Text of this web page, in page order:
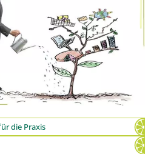
die Praxis